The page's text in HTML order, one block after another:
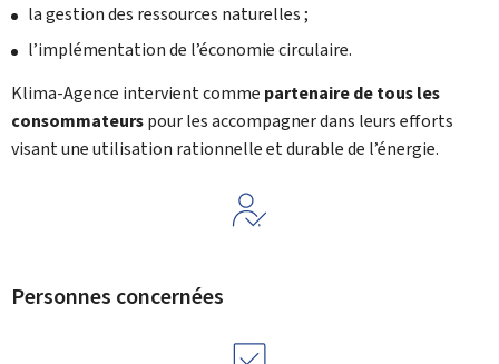
la gestion des ressources naturelles ;
l’implémentation de l’économie circulaire.
Klima-Agence intervient comme partenaire de tous les
consommateurspour les accompagner dans leurs efforts
visant une utilisation rationnelle et durable de l’énergie.
Personnes concernées